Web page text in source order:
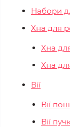
Набори
Хна для
Хна
Хна
Вії
Вії
Вії